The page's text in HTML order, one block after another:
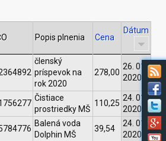
Popis plnenia Cena
Dátum
členský
príspevok na
rok 2020
278,00
26. 01.
2020
Čistiace
prostriedky MŠ
110,25
24. 01.
2020
Balená voda
Dolphin MŠ
39,54
24. 01.
2020